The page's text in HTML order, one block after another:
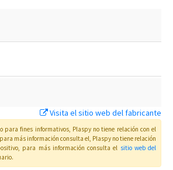
Visita el sitio web del fabricante
para fines informativos, Plaspy no tiene relación con el
más información consulta el, Plaspy no tiene relación
para más información consulta el sitio web del
.